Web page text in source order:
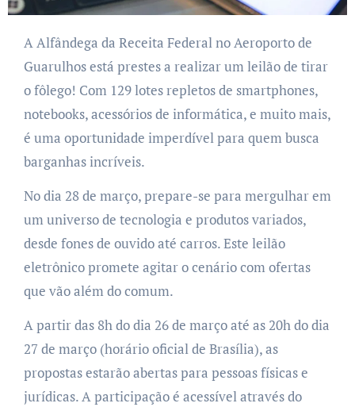
A Alfândega da Receita Federal no Aeroporto de
Guarulhos está prestes a realizar um leilão de tirar
o fôlego! Com 129 lotes repletos de smartphones,
notebooks, acessórios de informática, e muito mais,
é uma oportunidade imperdível para quem busca
barganhas incríveis.
No dia 28 de março, prepare-se para mergulhar em
um universo de tecnologia e produtos variados,
desde fones de ouvido até carros. Este leilão
eletrônico promete agitar o cenário com ofertas
que vão além do comum.
A partir das 8h do dia 26 de março até as 20h do dia
27 de março (horário oficial de Brasília), as
propostas estarão abertas para pessoas físicas e
jurídicas. A participação é acessível através do